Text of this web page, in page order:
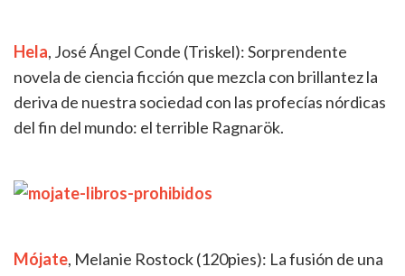
Hela, José Ángel Conde (Triskel): Sorprendente
novela de ciencia ficción que mezcla con brillantez la
deriva de nuestra sociedad con las profecías nórdicas
del fin del mundo: el terrible Ragnarök.
Mójate, Melanie Rostock (120pies): La fusión de una